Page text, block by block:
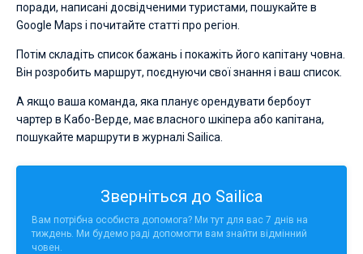
поради, написані досвідченими туристами, пошукайте в
Google Maps і почитайте статті про регіон.
Потім складіть список бажань і покажіть його капітану човна.
Він розробить маршрут, поєднуючи свої знання і ваш список.
А якщо ваша команда, яка планує орендувати бербоут
чартер в Кабо-Верде, має власного шкіпера або капітана,
пошукайте маршрути в журналі Sailica.
Зверніться до Sailica
Вам потрібна особиста допомога? Ми тут для вас 7 днів на
тиждень. Ми будемо раді допомогти вам знайти відмінний
човен.